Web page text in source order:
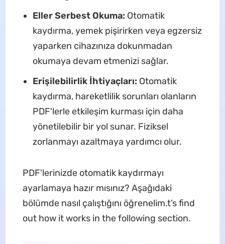
Eller Serbest Okuma: Otomatik
kaydırma, yemek pişirirken veya egzersiz
yaparken cihazınıza dokunmadan
okumaya devam etmenizi sağlar.
Erişilebilirlik İhtiyaçları: Otomatik
kaydırma, hareketlilik sorunları olanların
PDF'lerle etkileşim kurması için daha
yönetilebilir bir yol sunar. Fiziksel
zorlanmayı azaltmaya yardımcı olur.
PDF'lerinizde otomatik kaydırmayı
ayarlamaya hazır mısınız? Aşağıdaki
bölümde nasıl çalıştığını öğrenelim.t’s find
out how it works in the following section.